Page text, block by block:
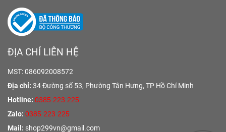
ĐỊA CHỈ LIÊN HỆ
MST: 086092008572
Địa chỉ: 34 Đường số 53, Phường Tân Hưng, TP Hồ Chí Minh
Hotline: 0385 223 225
Zalo: 0385 223 225
Mail: shop299vn@gmail.com